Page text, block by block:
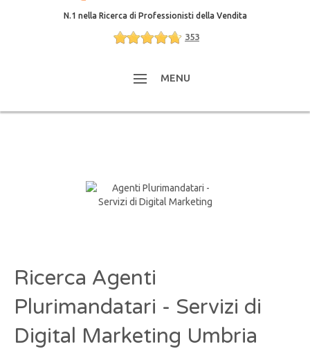
N.1 nella Ricerca di Professionisti della Vendita
353
MENU
Ricerca Agenti
Plurimandatari - Servizi di
Digital Marketing Umbria